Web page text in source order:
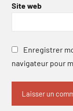
Site web
Enregistrer
navigateur pour